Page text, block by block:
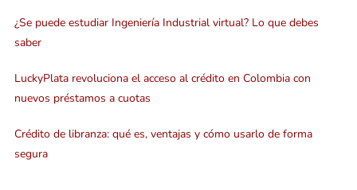
¿Se puede estudiar Ingeniería Industrial virtual? Lo que debes
saber
LuckyPlata revoluciona el acceso al crédito en Colombia con
nuevos préstamos a cuotas
Crédito de libranza: qué es, ventajas y cómo usarlo de forma
segura